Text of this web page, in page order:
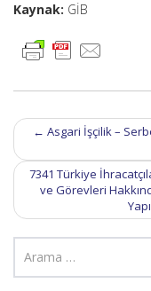
Kaynak: GİB
Post
navigation
← Asgari İşçilik –
7341 Türkiye
ve Görevleri